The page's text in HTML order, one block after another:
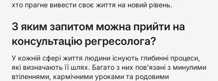
хто прагне вивести своє життя на новий рівень.
З яким запитом можна прийти на
консультацію регресолога?
У кожній сфері життя людини існують глибинні процеси,
які визначають її шлях. Багато з них пов’язані з минулими
втіленнями, кармічними уроками та родовими